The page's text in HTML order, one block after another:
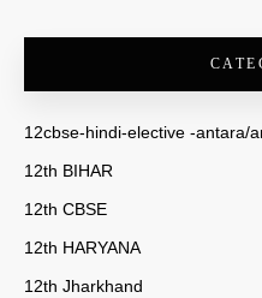
12cbse-hindi-elective -antara/
12th BIHAR
12th CBSE
12th HARYANA
12th Jharkhand